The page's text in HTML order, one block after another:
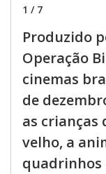
1 / 7
Produzido
Operação
cinemas
de
as crianças
velho, a
quadrinhos